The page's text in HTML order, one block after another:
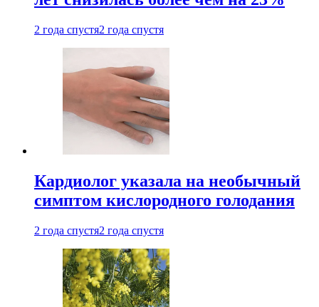
2 года спустя2 года спустя
Кардиолог указала на необычный
симптом кислородного голодания
2 года спустя2 года спустя